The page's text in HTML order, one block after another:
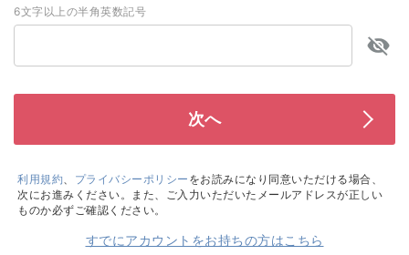
6文字以上の半角英数記号
利用規約、 プライバシーポリシー をお読みになり同意いただける場合、
次にお進みください。また、ご入力いただいたメールアドレスが正しい
ものか必ずご確認ください。
すでにアカウントをお持ちの方はこちら